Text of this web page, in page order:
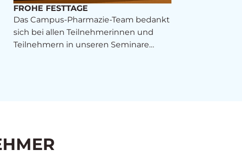
FROHE FESTTAGE
Das Campus-Pharmazie-Team bedankt
sich bei allen Teilnehmerinnen und
Teilnehmern in unseren Seminare…